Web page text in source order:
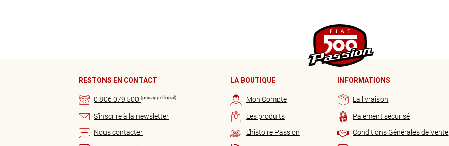
RESTONS EN CONTACT
0 806 079 500(prix appel local)
S’inscrire à la newsletter
Nous contacter
LA BOUTIQUE
Mon Compte
Les produits
L’histoire Passion
INFORMATIONS
La livraison
Paiement sécurisé
Conditions Générales de Vente